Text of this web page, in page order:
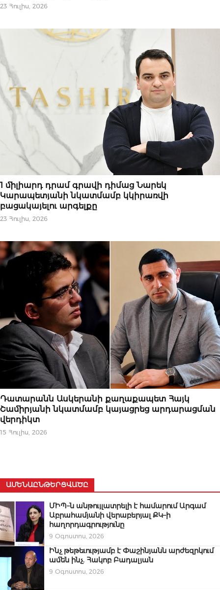
23 Հուլիս, 2026
ԻՐԱՎՈՒՆՔ
1 միլիարդ դրամ գրավի դիմաց Նարեկ
Կարապետյանի նկատմամբ կկիրառվի
բացակայելու արգելքը
23 Հուլիս, 2026
ԻՐԱՎՈՒՆՔ
Դատարանն Ասկերանի քաղաքապետ Հայկ
Շամիրյանի նկատմամբ կայացրեց արդարացման
վերդիկտ
15 Հուլիս, 2026
ԱՄԵՆԱԸՆԹԵՐՑՎԱԾԸ
ՄԻՊ–ն անթույլատրելի է համարում Արգամ
Աբրահամյանի վերաբերյալ ՔԿ–ի
հաղորդագրությունը
9 Օգոստոս, 2026
Ինչ թեթեւությամբ է Փաշինյանն արժեզրկում
ամեն ինչ. Հակոբ Բադալյան
9 Օգոստոս, 2026